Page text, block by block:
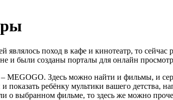
являлось поход в кафе и кинотеатр, то
и были созданы порталы для онлайн
Здесь можно найти и фильмы, и
показать ребёнку мультики вашего
выбранном фильме, то здесь же можно